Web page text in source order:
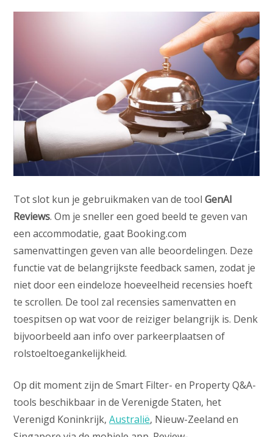
Tot slot kun je gebruikmaken van de toolGenAI
Reviews. Om je sneller een goed beeld te geven van
een accommodatie, gaat Booking.com
samenvattingen geven van alle beoordelingen. Deze
functie vat de belangrijkste feedback samen, zodat je
niet door een eindeloze hoeveelheid recensies hoeft
te scrollen. De tool zal recensies samenvatten en
toespitsen op wat voor de reiziger belangrijk is. Denk
bijvoorbeeld aan info over parkeerplaatsen of
rolstoeltoegankelijkheid.
Op dit moment zijn de Smart Filter- en Property Q&A-
tools beschikbaar in de Verenigde Staten, het
Verenigd Koninkrijk,Australië, Nieuw-Zeeland en